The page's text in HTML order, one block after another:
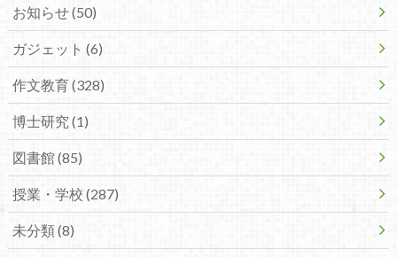
お知らせ (50)
ガジェット (6)
作文教育 (328)
博士研究 (1)
図書館 (85)
授業・学校 (287)
未分類 (8)